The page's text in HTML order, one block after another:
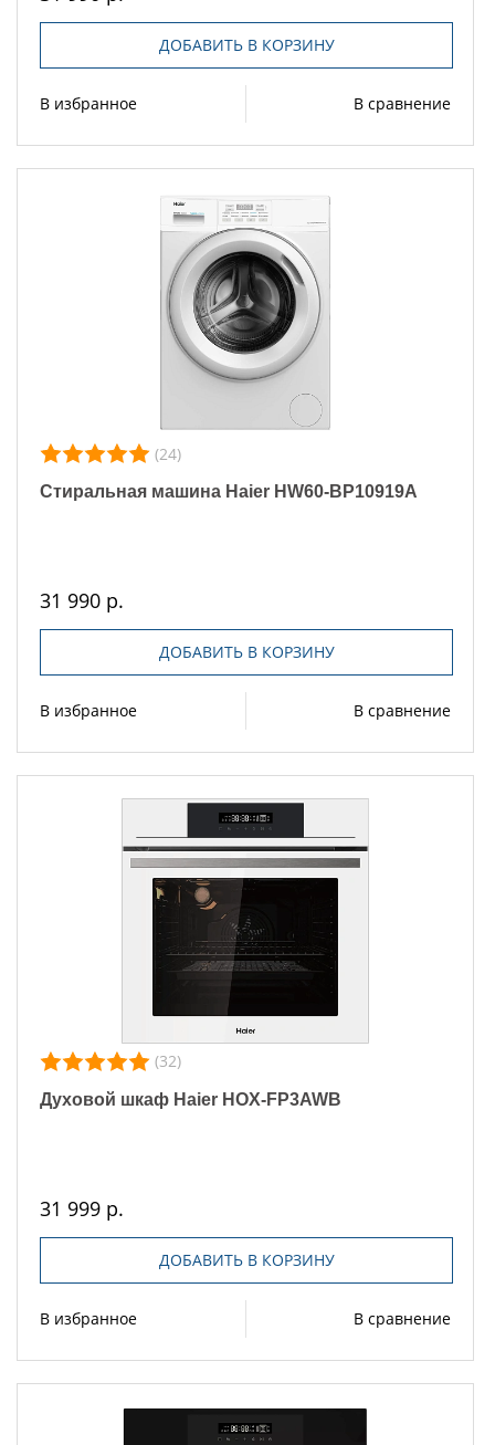
ДОБАВИТЬ В КОРЗИНУ
В избранное В сравнение
(24)
Стиральная машина Haier HW60-BP10919A
31 990 р.
ДОБАВИТЬ В КОРЗИНУ
В избранное В сравнение
(32)
Духовой шкаф Haier HOX-FP3AWB
31 999 р.
ДОБАВИТЬ В КОРЗИНУ
В избранное В сравнение